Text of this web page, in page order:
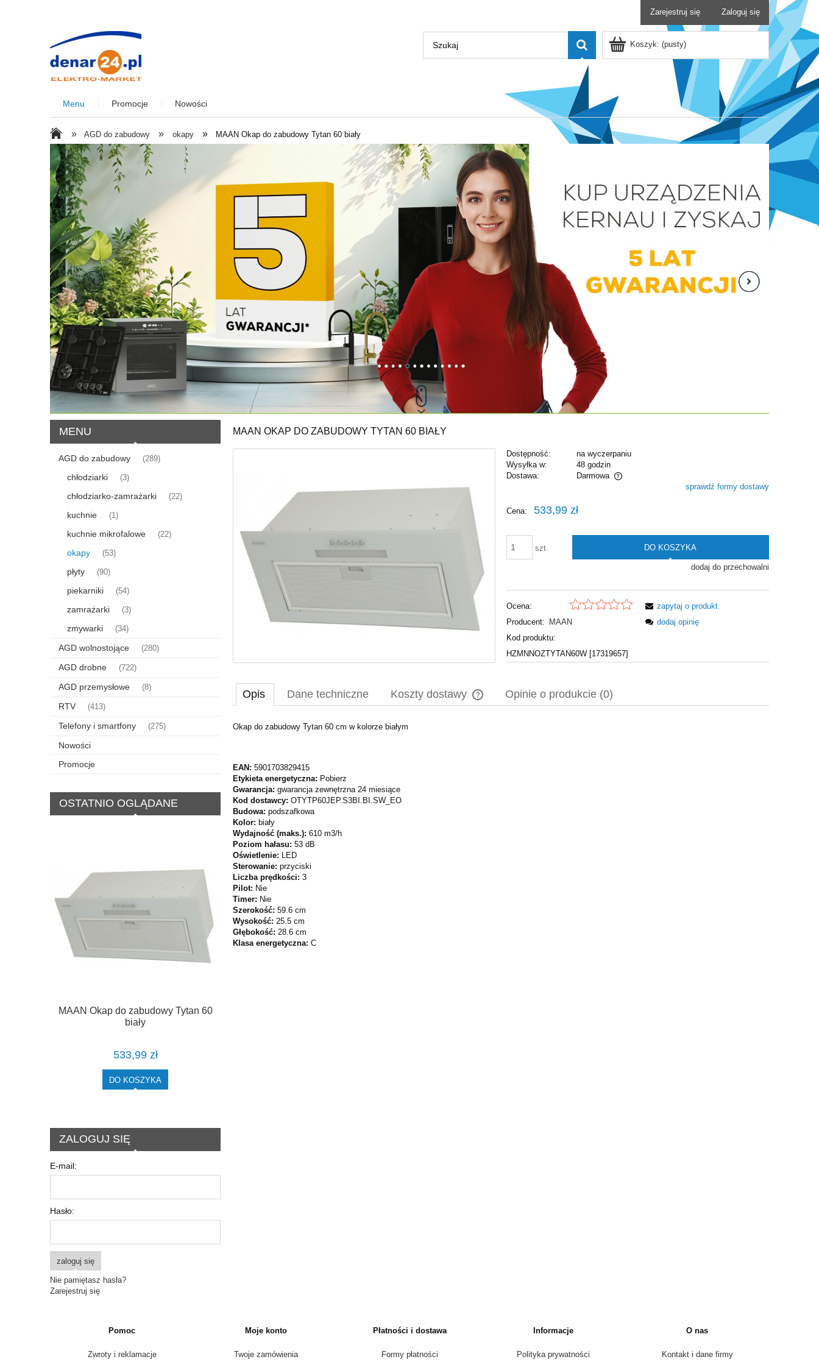
Zarejestruj się Zaloguj się
Koszyk: (pusty)
Menu Promocje Nowości
» AGD do zabudowy » okapy » MAAN Okap do zabudowy Tytan 60 biały
MENU
AGD do zabudowy (289)
chłodziarki (3)
chłodziarko-zamrażarki (22)
kuchnie (1)
kuchnie mikrofalowe (22)
okapy (53)
płyty (90)
piekarniki (54)
zamrażarki (3)
zmywarki (34)
AGD wolnostojące (280)
AGD drobne (722)
AGD przemysłowe (8)
RTV (413)
Telefony i smartfony (275)
Nowości
Promocje
OSTATNIO OGLĄDANE
MAAN Okap do zabudowy Tytan 60
biały
533,99 zł
DO KOSZYKA
ZALOGUJ SIĘ
E-mail:
Hasło:
zaloguj się
Nie pamiętasz hasła?
Zarejestruj się
MAAN OKAP DO ZABUDOWY TYTAN 60 BIAŁY
Dostępność:
na wyczerpaniu
Wysyłka w:
48 godzin
Dostawa:
Darmowa
Cena nie zawiera ewentualnych kosztów
płatności
sprawdź formy dostawy
Cena: 533,99 zł
szt. DO KOSZYKA
dodaj do przechowalni
Ocena:
Producent: MAAN
Kod produktu:
HZMNNOZTYTAN60W [17319657]
zapytaj o produkt
dodaj opinię
Opis Dane techniczne Koszty dostawy Opinie o produkcie (0)
Okap do zabudowy Tytan 60 cm w kolorze białym
EAN: 5901703829415
Etykieta energetyczna: Pobierz
Gwarancja: gwarancja zewnętrzna 24 miesiące
Kod dostawcy: OTYTP60JEP.S3BI.BI.SW_EO
Budowa: podszafkowa
Kolor: biały
Wydajność (maks.): 610 m3/h
Poziom hałasu: 53 dB
Oświetlenie: LED
Sterowanie: przyciski
Liczba prędkości: 3
Pilot: Nie
Timer: Nie
Szerokość: 59.6 cm
Wysokość: 25.5 cm
Głębokość: 28.6 cm
Klasa energetyczna: C
Pomoc
Zwroty i reklamacje
Moje konto
Twoje zamówienia
Płatności i dostawa
Formy płatności
Informacje
Polityka prywatności
O nas
Kontakt i dane firmy